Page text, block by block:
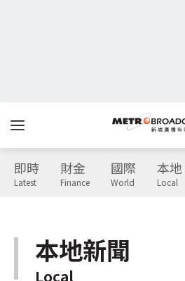
即時
Latest
財金
Finance
國際
World
本地
Local
本地新聞
Local